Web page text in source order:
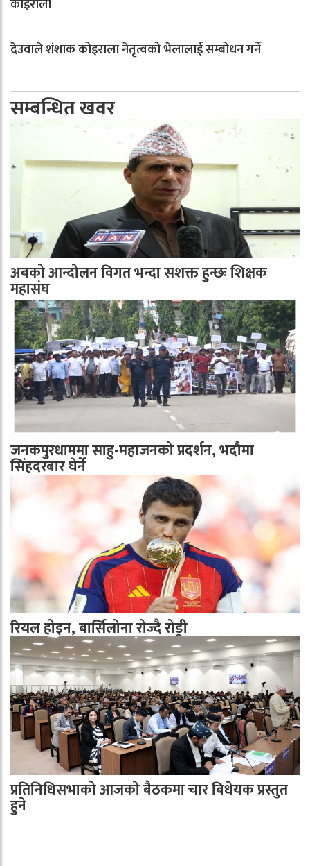
कोइराला
देउवाले शंशाक कोइराला नेतृत्वको भेलालाई सम्बोधन गर्ने
सम्बन्धित खवर
अबको आन्दोलन विगत भन्दा सशक्त हुन्छः शिक्षक
महासंघ
जनकपुरधाममा साहु-महाजनको प्रदर्शन, भदौमा
सिंहदरबार घेर्ने
रियल होइन, बार्सिलोना रोज्दै रोड्री
प्रतिनिधिसभाको आजको बैठकमा चार बिधेयक प्रस्तुत
हुने